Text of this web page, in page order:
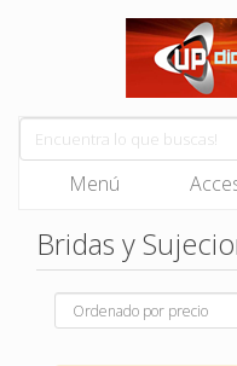
Menú
Bridas y